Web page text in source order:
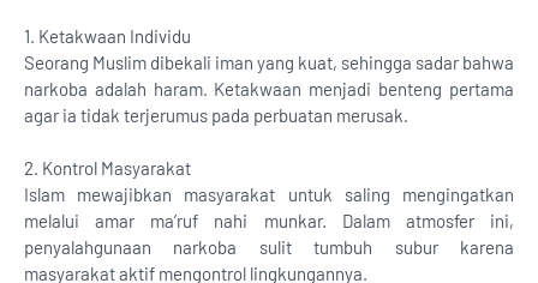
1. Ketakwaan Individu
Seorang Muslim dibekali iman yang kuat, sehingga sadar bahwa
narkoba adalah haram. Ketakwaan menjadi benteng pertama
agar ia tidak terjerumus pada perbuatan merusak.
2. Kontrol Masyarakat
Islam mewajibkan masyarakat untuk saling mengingatkan
melalui amar ma’ruf nahi munkar. Dalam atmosfer ini,
penyalahgunaan narkoba sulit tumbuh subur karena
masyarakat aktif mengontrol lingkungannya.